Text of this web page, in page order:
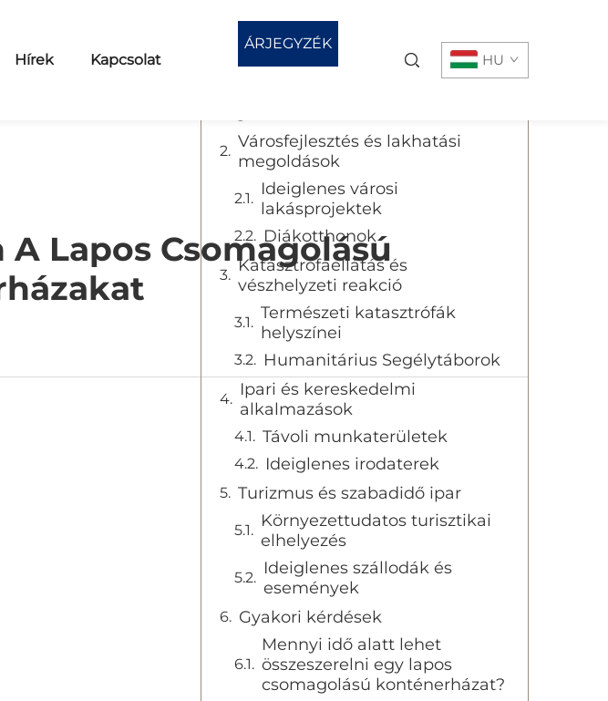
Hírek Kapcsolat
ÁRJEGYZÉK
HU
Lapos Csomagolású
Tartalomjegyzék
Városfejlesztés és lakhatási
megoldások
Ideiglenes városi
lakásprojektek
Diákotthonok
Katasztrófaellátás és
vészhelyzeti reakció
Természeti katasztrófák
helyszínei
Humanitárius Segélytáborok
Ipari és kereskedelmi
alkalmazások
Távoli munkaterületek
Ideiglenes irodaterek
Turizmus és szabadidő ipar
Környezettudatos turisztikai
elhelyezés
Ideiglenes szállodák és
események
Gyakori kérdések
Mennyi idő alatt lehet
összeszerelni egy lapos
csomagolású konténerházat?